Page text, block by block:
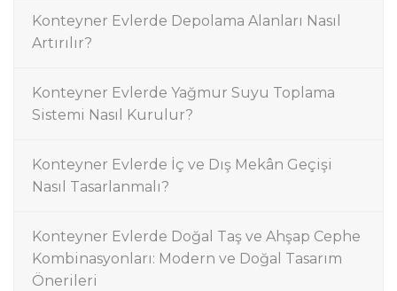
Konteyner Evlerde Depolama Alanları Nasıl
Artırılır?
Konteyner Evlerde Yağmur Suyu Toplama
Sistemi Nasıl Kurulur?
Konteyner Evlerde İç ve Dış Mekân Geçişi
Nasıl Tasarlanmalı?
Konteyner Evlerde Doğal Taş ve Ahşap Cephe
Kombinasyonları: Modern ve Doğal Tasarım
Önerileri